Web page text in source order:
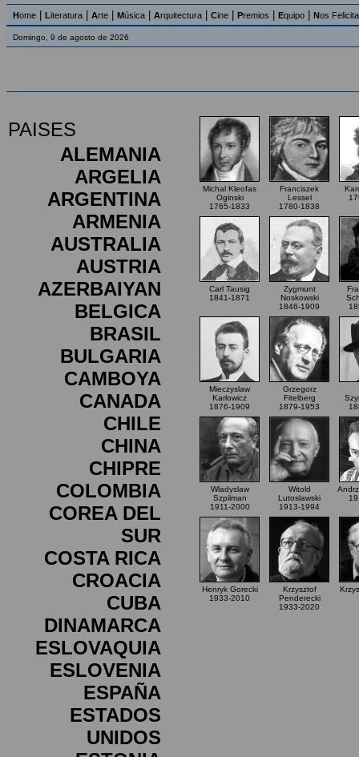
Home Literatura Arte Música Arquitectura Cine Premios Equipo Nos
Domingo, 9 de agosto de 2026
PAISES
ALEMANIA
ARGELIA
ARGENTINA
ARMENIA
AUSTRALIA
AUSTRIA
AZERBAIYAN
BELGICA
BRASIL
BULGARIA
CAMBOYA
CANADA
CHILE
CHINA
CHIPRE
COLOMBIA
COREA DEL
SUR
COSTA RICA
CROACIA
CUBA
DINAMARCA
ESLOVAQUIA
ESLOVENIA
ESPAÑA
ESTADOS
UNIDOS
Michal Kleofas
Oginski
1765-1833
Franciszek
Lessel
1780-1838
Carl Tausig
1841-1871
Zygmunt
Noskowski
1846-1909
Mieczyslaw
Karlowicz
1876-1909
Grzegorz
Fitelberg
1879-1953
Wladyslaw
Szpilman
1911-2000
Witold
Lutoslawski
1913-1994
Henryk Gorecki
1933-2010
Krzysztof
Penderecki
1933-2020